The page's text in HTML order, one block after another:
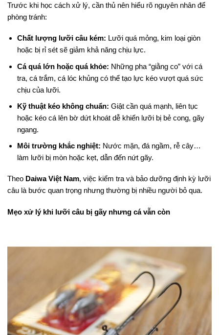
Trước khi học cách xử lý, cần thủ nên hiểu rõ nguyên nhân để
phòng tránh:
Chất lượng lưỡi câu kém: Lưỡi quá mỏng, kim loại giòn
hoặc bị rỉ sét sẽ giảm khả năng chịu lực.
Cá quá lớn hoặc quá khỏe: Những pha “giằng co” với cá
tra, cá trắm, cá lóc khủng có thể tạo lực kéo vượt quá sức
chịu của lưỡi.
Kỹ thuật kéo không chuẩn: Giật cần quá mạnh, liên tục
hoặc kéo cá lên bờ dứt khoát dễ khiến lưỡi bị bẻ cong, gãy
ngang.
Môi trường khắc nghiệt: Nước mặn, đá ngầm, rễ cây…
làm lưỡi bị mòn hoặc kẹt, dẫn đến nứt gãy.
Theo Daiwa Việt Nam, việc kiểm tra và bảo dưỡng định kỳ lưỡi
câu là bước quan trọng nhưng thường bị nhiều người bỏ qua.
Mẹo xử lý khi lưỡi câu bị gãy nhưng cá vẫn còn